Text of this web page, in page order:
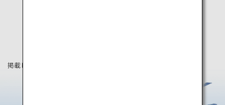
掲載している情報は2019年8月時点の情報です。